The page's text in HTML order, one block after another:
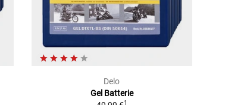
Delo
Gel Batterie
1